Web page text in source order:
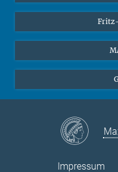
Notfall-Support
Impressum